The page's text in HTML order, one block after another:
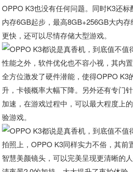
OPPO K3也没有任何问题。同时K3还
内存6GB起步，最高8GB+256GB大内
更快，还可以尽情存储大型游戏。
性能之外，软件优化也不容小视，其内
全方位激发了硬件潜能，使得OPPO K3
升，卡顿概率大幅下降。另外还有专门
加速，在游戏过程中，可以最大程度上
验游戏。
拍照上，OPPO K3同样实力不俗，其前
智慧美颜镜头，可以完美呈现更清晰的